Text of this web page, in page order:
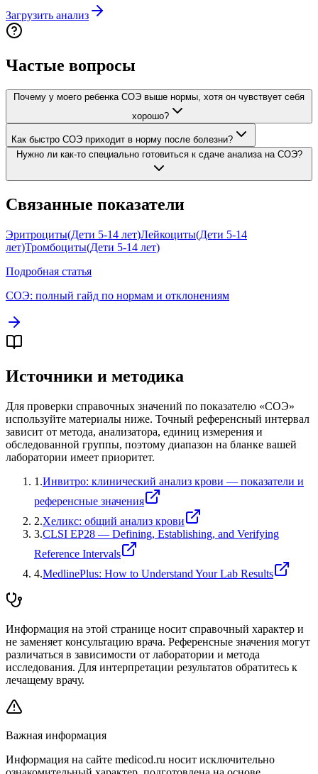
Загрузить анализ
Частые вопросы
Почему у моего ребенка СОЭ выше нормы, хотя он чувствует себя
хорошо?
Как быстро СОЭ приходит в норму после болезни?
Нужно ли как-то специально готовиться к сдаче анализа на СОЭ?
Связанные показатели
Эритроциты(Дети 5-14 лет)Лейкоциты(Дети 5-14
лет)Тромбоциты(Дети 5-14 лет)
Подробная статья
СОЭ: полный гайд по нормам и отклонениям
Источники и методика
Для проверки справочных значений по показателю «СОЭ»
используйте материалы ниже. Точный референсный интервал
зависит от метода, анализатора, единиц измерения и
обследованной группы, поэтому диапазон на бланке вашей
лаборатории имеет приоритет.
1 .Инвитро: клинический анализ крови — показатели и
референсные значения
2.Хеликс: общий анализ крови
3.CLSI EP28 — Defining, Establishing, and Verifying
Reference Intervals
4.MedlinePlus: How to Understand Your Lab Results
Информация на этой странице носит справочный характер и
не заменяет консультацию врача. Референсные значения могут
различаться в зависимости от лаборатории и метода
исследования. Для интерпретации результатов обратитесь к
лечащему врачу.
Важная информация
Информация на сайте medicod.ru носит исключительно